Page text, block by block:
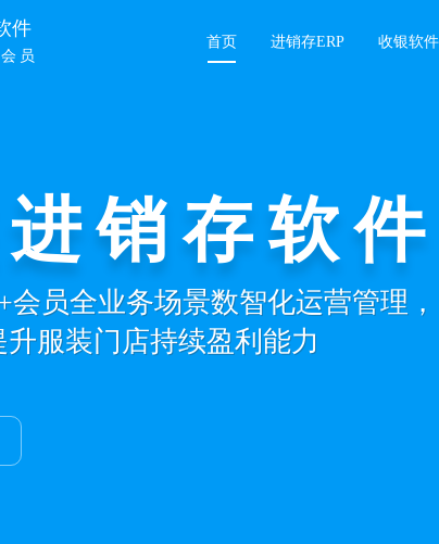
件
员
首页 进销存ERP 收银软件
销存软件
会员全业务场景数智化运营管理，
服装门店持续盈利能力